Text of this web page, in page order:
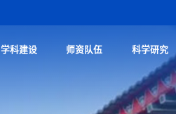
学科建设 师资队伍 科学研究